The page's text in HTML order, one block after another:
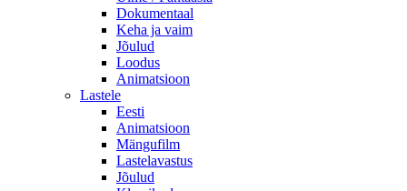
Dokumentaal
Keha ja vaim
Jõulud
Loodus
Animatsioon
Lastele
Eesti
Animatsioon
Mängufilm
Lastelavastus
Jõulud